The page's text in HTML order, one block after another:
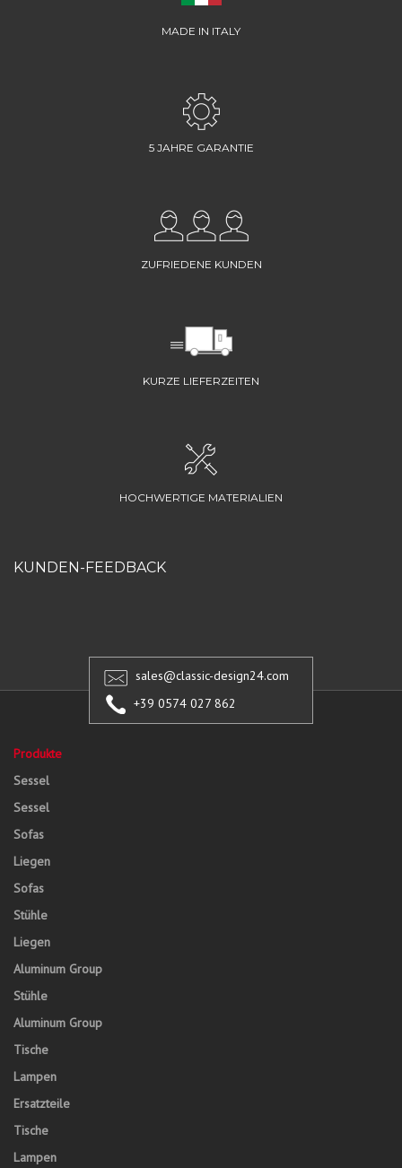
MADE IN ITALY
5 JAHRE GARANTIE
ZUFRIEDENE KUNDEN
KURZE LIEFERZEITEN
HOCHWERTIGE MATERIALIEN
KUNDEN-FEEDBACK
sales@classic-design24.com
+39 0574 027 862
Produkte
Sessel
Sessel
Sofas
Liegen
Sofas
Stühle
Liegen
Aluminum Group
Stühle
Aluminum Group
Tische
Lampen
Ersatzteile
Tische
Lampen